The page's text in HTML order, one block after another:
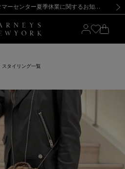
新規登録のお客様も対象！＜MY BARNEYS＞会員のお客様は11,000円（税込）以上のお買上げで常時送料無料！お買い物の際は会員登録を！
一時停止のお知らせ】(2026.8.7) 【オンラインストア カスタマーセンター夏季休業に関するお知らせ】（2026.8.7）
【夏季休業に伴う返品・交換承り一時停止のお知らせ】（2026.8.5）
影響によるお荷物のお届けについて
SALEのご案内・ご注意事項 新規登録のお客様も対象！＜MY BARNEYS＞会員のお客様は11,000円（税込）以上のお買上げで常時送料無料！お買い物の際は会員登録を！
一時停止のお知らせ】(2026.8.7)
スタイリング一覧